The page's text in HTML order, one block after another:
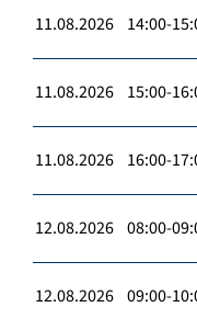
11.08.2026 14:00-
11.08.2026 15:00-
11.08.2026 16:00-
12.08.2026 08:00-
12.08.2026 09:00-